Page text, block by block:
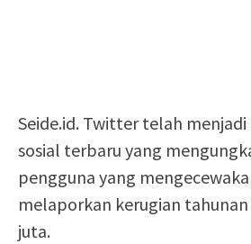
Seide.id. Twitter telah menjadi
sosial terbaru yang
pengguna yang
melaporkan kerugian tahunan
juta.